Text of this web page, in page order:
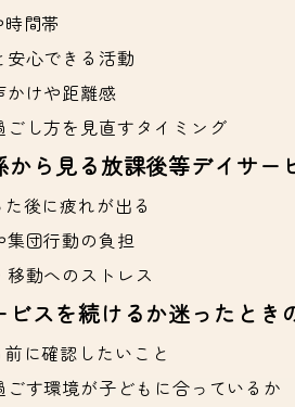
間帯
心できる活動
かけや距離感
ごし方を見直すタイミング
ら見る放課後等デイサー
後に疲れが出る
団行動の負担
動へのストレス
ビスを続けるか迷ったとき
に確認したいこと
ごす環境が子どもに合っているか